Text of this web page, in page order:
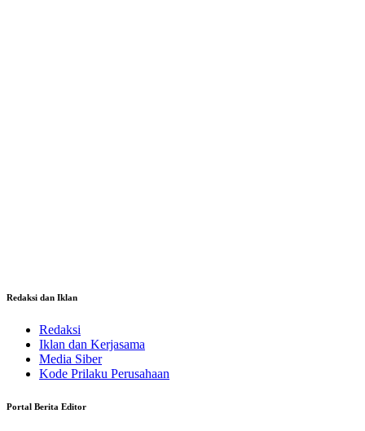
Redaksi dan Iklan
Redaksi
Iklan dan Kerjasama
Media Siber
Kode Prilaku Perusahaan
Portal Berita Editor